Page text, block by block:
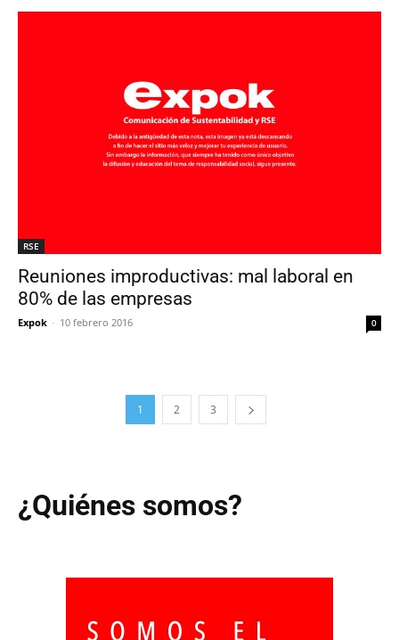
RSE
Reuniones improductivas: mal laboral en
80% de las empresas
Expok - 10 febrero 2016 0
1 2 3
¿Quiénes somos?